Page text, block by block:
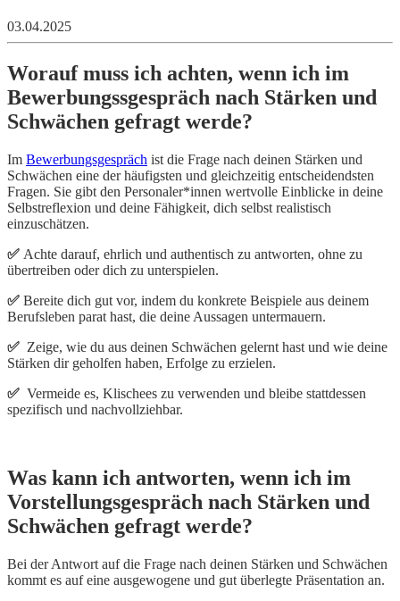
03.04.2025
Worauf muss ich achten, wenn ich im
Bewerbungssgespräch nach Stärken und
Schwächen gefragt werde?
Im Bewerbungsgespräch ist die Frage nach deinen Stärken und
Schwächen eine der häufigsten und gleichzeitig entscheidendsten
Fragen. Sie gibt den Personaler*innen wertvolle Einblicke in deine
Selbstreflexion und deine Fähigkeit, dich selbst realistisch
einzuschätzen.
✅ Achte darauf, ehrlich und authentisch zu antworten, ohne zu
übertreiben oder dich zu unterspielen.
✅ Bereite dich gut vor, indem du konkrete Beispiele aus deinem
Berufsleben parat hast, die deine Aussagen untermauern.
✅ Zeige, wie du aus deinen Schwächen gelernt hast und wie deine
Stärken dir geholfen haben, Erfolge zu erzielen.
✅ Vermeide es, Klischees zu verwenden und bleibe stattdessen
spezifisch und nachvollziehbar.
Was kann ich antworten, wenn ich im
Vorstellungsgespräch nach Stärken und
Schwächen gefragt werde?
Bei der Antwort auf die Frage nach deinen Stärken und Schwächen
kommt es auf eine ausgewogene und gut überlegte Präsentation an.